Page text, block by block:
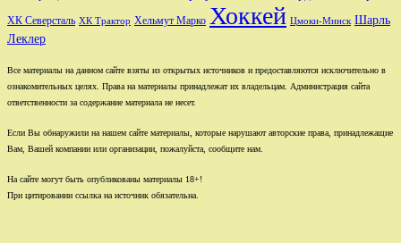
ХК Северсталь ХК Трактор Хельмут Марко Хоккей Цмоки-Минск Шарль
Леклер
Все материалы на данном сайте взяты из открытых источников и предоставляются исключительно в
ознакомительных целях. Права на материалы принадлежат их владельцам. Администрация сайта
ответственности за содержание материала не несет.
Если Вы обнаружили на нашем сайте материалы, которые нарушают авторские права, принадлежащие
Вам, Вашей компании или организации, пожалуйста, сообщите нам.
На сайте могут быть опубликованы материалы 18+!
При цитировании ссылка на источник обязательна.